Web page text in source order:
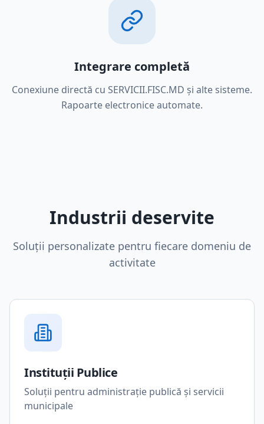
Integrare completă
Conexiune directă cu SERVICII.FISC.MD și alte sisteme.
Rapoarte electronice automate.
Industrii deservite
Soluții personalizate pentru fiecare domeniu de
activitate
Instituții Publice
Soluții pentru administrație publică și servicii
municipale